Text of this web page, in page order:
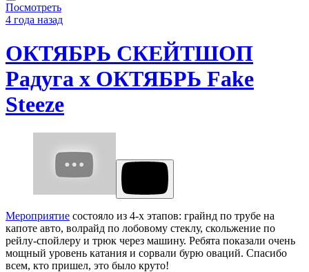
Посмотреть
4 года назад
ОКТЯБРЬ СКЕЙТШОП
Радуга x ОКТЯБРЬ Fake
Steeze
Мероприятие состояло из 4-х этапов: грайнд по трубе на
капоте авто, волрайд по лобовому стеклу, скольжение по
рейлу-спойлеру и трюк через машину. Ребята показали очень
мощный уровень катания и сорвали бурю оваций. Спасибо
всем, кто пришел, это было круто!